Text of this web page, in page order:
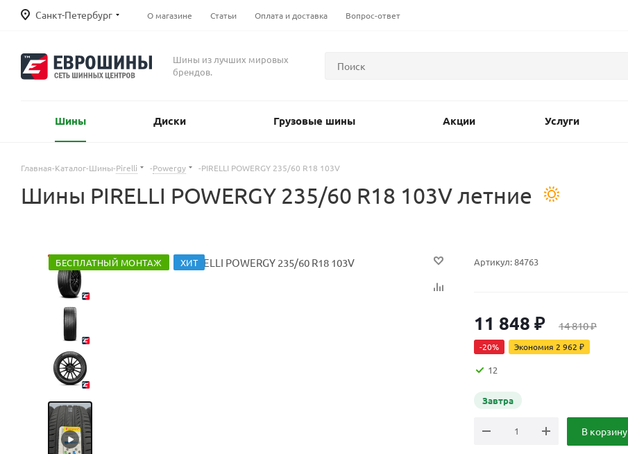
Санкт-Петербург О магазине Статьи Оплата и доставка Вопрос-ответ
Шины из лучших мировых
брендов.
Шины Диски Грузовые шины Акции Услуги
Главная-Каталог-Шины-Pirelli -Powergy -PIRELLI POWERGY 235/60 R18 103V
Шины PIRELLI POWERGY 235/60 R18 103V летние
БЕСПЛАТНЫЙ МОНТАЖ ХИТ Артикул:84763
11 848 ₽ 14 810₽
-20% Экономия 2 962 ₽
12
Завтра
В корзину